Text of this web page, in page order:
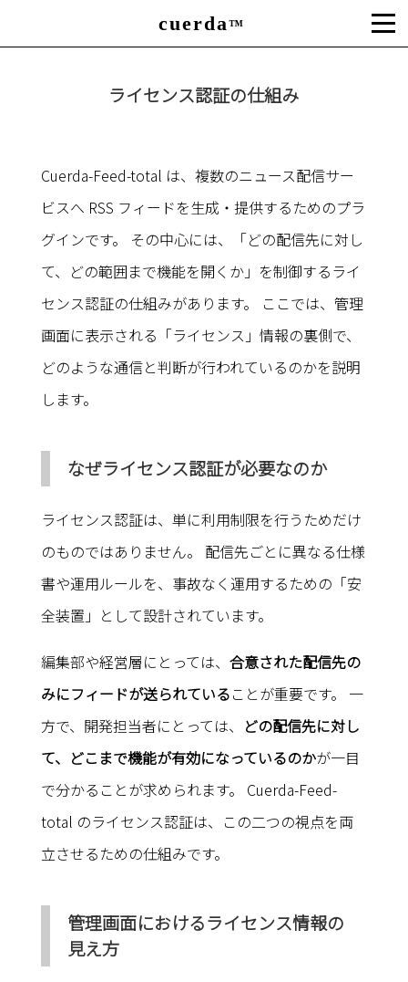
cuerda™
ライセンス認証の仕組み
Cuerda-Feed-total は、複数のニュース配信サー
ビスへ RSS フィードを生成・提供するためのプラ
グインです。 その中心には、「どの配信先に対し
て、どの範囲まで機能を開くか」を制御するライ
センス認証の仕組みがあります。 ここでは、管理
画面に表示される「ライセンス」情報の裏側で、
どのような通信と判断が行われているのかを説明
します。
なぜライセンス認証が必要なのか
ライセンス認証は、単に利用制限を行うためだけ
のものではありません。 配信先ごとに異なる仕様
書や運用ルールを、事故なく運用するための「安
全装置」として設計されています。
編集部や経営層にとっては、 合意された配信先の
みにフィードが送られていることが重要です。 一
方で、開発担当者にとっては、 どの配信先に対し
て、どこまで機能が有効になっているのかが一目
で分かることが求められます。 Cuerda-Feed-
total のライセンス認証は、この二つの視点を両
立させるための仕組みです。
管理画面におけるライセンス情報の
見え方